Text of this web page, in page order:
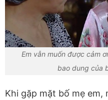
Em vẫn muốn được cảm
bao dung của
Khi gặp mặt bố mẹ